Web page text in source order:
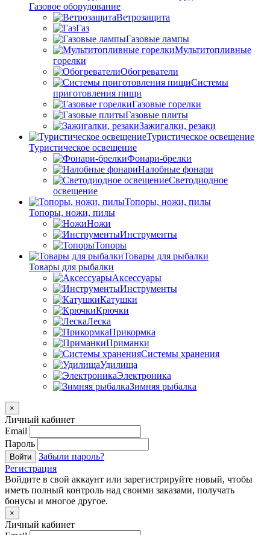
Газовое оборудование
Ветрозащита
Газ
Газовые лампы
Мультитопливные
горелки
Обогреватели
Системы
приготовления пищи
Газовые горелки
Газовые плиты
Зажигалки, резаки
Туристическое освещение
Туристическое освещение
Фонари-брелки
Налобные фонари
Светодиодное
освещение
Топоры, ножи, пилы
Топоры, ножи, пилы
Ножи
Инструменты
Топоры
Товары для рыбалки
Товары для рыбалки
Аксессуары
Инструменты
Катушки
Крючки
Леска
Прикормка
Приманки
Системы хранения
Удилища
Электроника
Зимняя рыбалка
×
Личный кабинет
Email
Пароль
Войти
Забыли пароль?
Регистрация
Войдите в свой аккаунт или зарегистрируйте новый, чтобы
иметь полный контроль над своими заказами, получать
бонусы и многое другое.
×
Личный кабинет